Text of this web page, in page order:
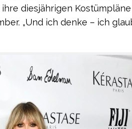
diesjährigen
„Und ich denke – ich